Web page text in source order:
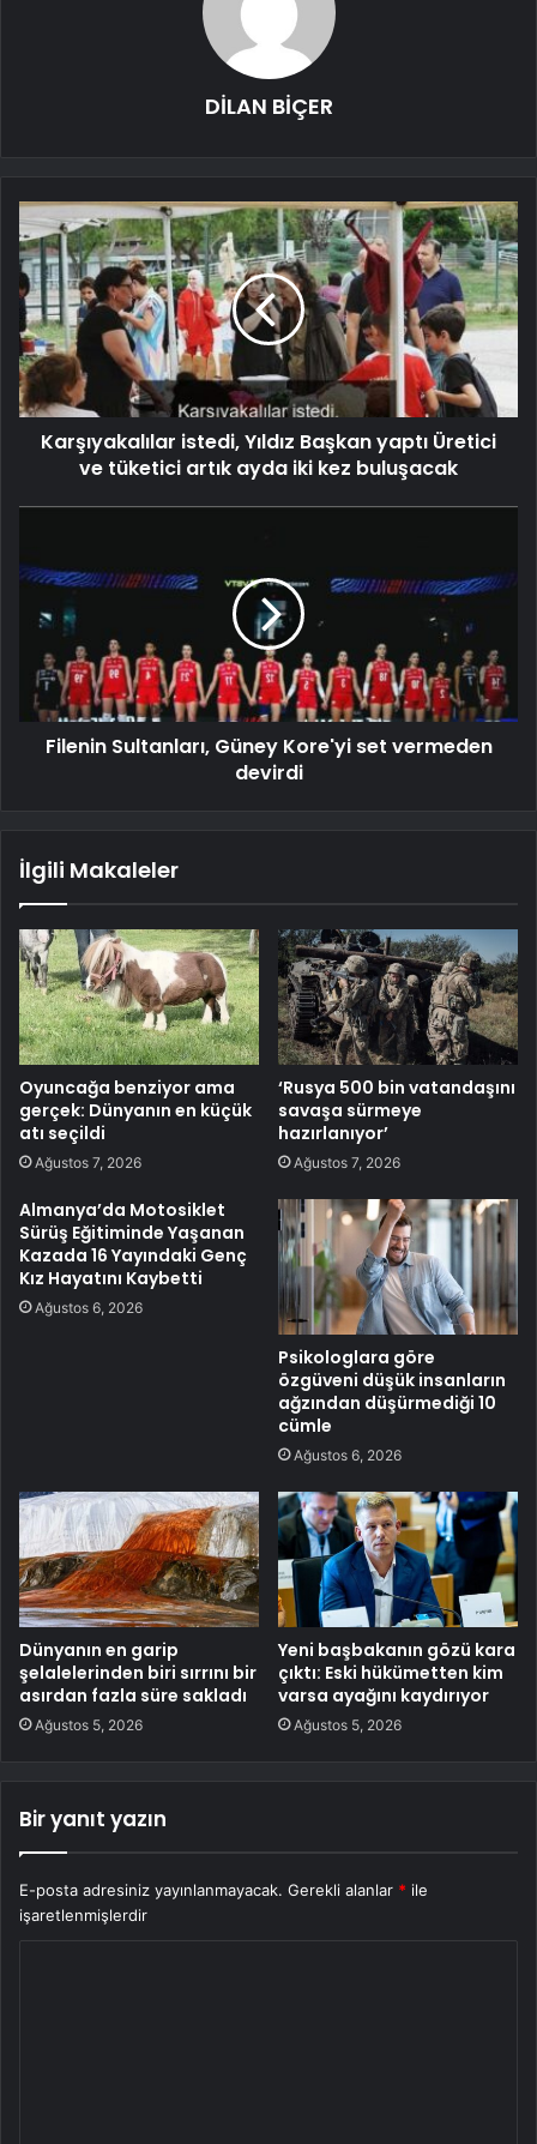
DİLAN BİÇER
Karşıyakalılar istedi, Yıldız Başkan yaptı Üretici
ve tüketici artık ayda iki kez buluşacak
Filenin Sultanları, Güney Kore'yi set vermeden
devirdi
İlgili Makaleler
Oyuncağa benziyor ama
gerçek: Dünyanın en küçük
atı seçildi
Ağustos 7, 2026
‘Rusya 500 bin vatandaşını
savaşa sürmeye
hazırlanıyor’
Ağustos 7, 2026
Almanya’da Motosiklet
Sürüş Eğitiminde Yaşanan
Kazada 16 Yayındaki Genç
Kız Hayatını Kaybetti
Ağustos 6, 2026
Psikologlara göre
özgüveni düşük insanların
ağzından düşürmediği 10
cümle
Ağustos 6, 2026
Dünyanın en garip
şelalelerinden biri sırrını bir
asırdan fazla süre sakladı
Ağustos 5, 2026
Yeni başbakanın gözü kara
çıktı: Eski hükümetten kim
varsa ayağını kaydırıyor
Ağustos 5, 2026
Bir yanıt yazın
E-posta adresiniz yayınlanmayacak. Gerekli alanlar * ile
işaretlenmişlerdir